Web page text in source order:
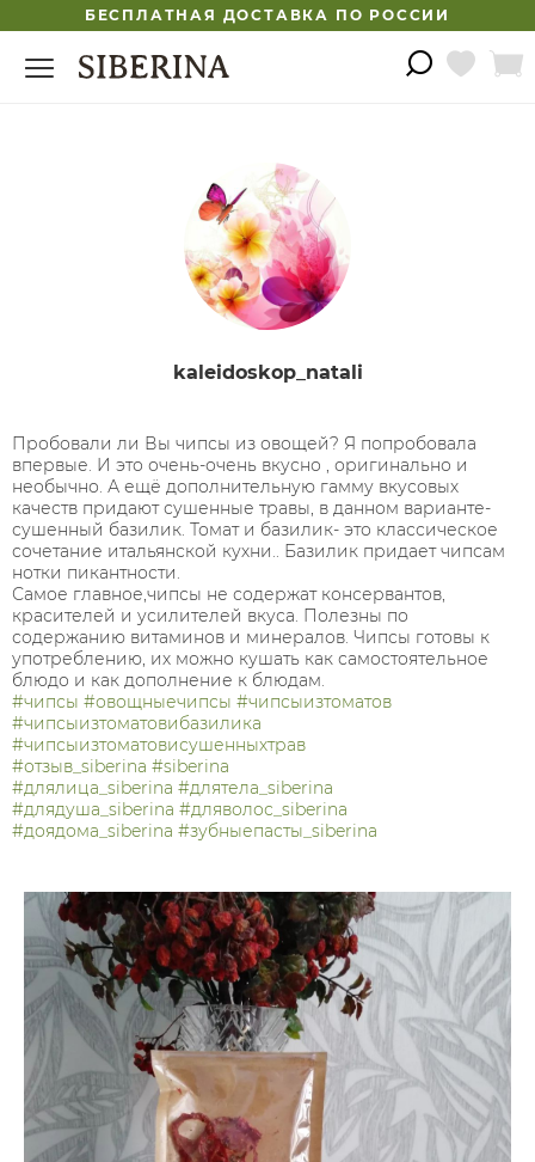
БЕСПЛАТНАЯ ДОСТАВКА ПО РОССИИ
kaleidoskop_natali
Пробовали ли Вы чипсы из овощей? Я попробовала
впервые. И это очень-очень вкусно , оригинально и
необычно. А ещё дополнительную гамму вкусовых
качеств придают сушенные травы, в данном варианте-
сушенный базилик. Томат и базилик- это классическое
сочетание итальянской кухни.. Базилик придает чипсам
нотки пикантности.
Самое главное,чипсы не содержат консервантов,
красителей и усилителей вкуса. Полезны по
содержанию витаминов и минералов. Чипсы готовы к
употреблению, их можно кушать как самостоятельное
блюдо и как дополнение к блюдам.
#чипсы #овощныечипсы #чипсыизтоматов
#чипсыизтоматовибазилика
#чипсыизтоматовисушенныхтрав
#отзыв_siberina #siberina
#длялица_siberina #длятела_siberina
#длядуша_siberina #дляволос_siberina
#доядома_siberina #зубныепасты_siberina